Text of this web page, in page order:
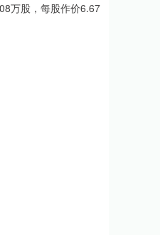
万股，每股作价6.67